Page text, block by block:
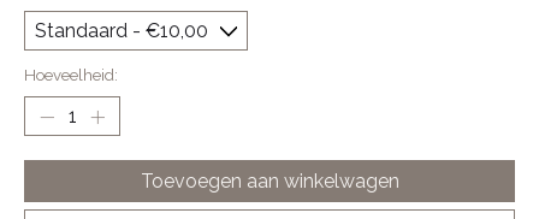
Hoeveelheid:
Toevoegen aan winkelwagen